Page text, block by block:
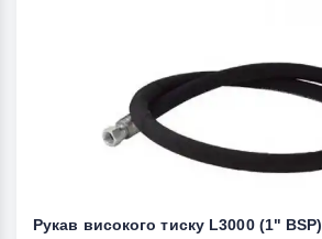
Рукав високого тиску L3000 (1" BSP)